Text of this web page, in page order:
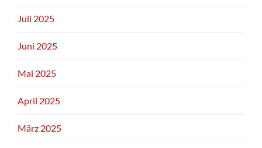
Juli 2025
Juni 2025
Mai 2025
April 2025
März 2025